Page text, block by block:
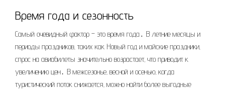
Время года и сезонность
Самый очевидный фактор – это время года․ В летние месяцы и
периоды праздников‚ таких как Новый год и майские праздники‚
спрос на авиабилеты значительно возрастает‚ что приводит к
увеличению цен․ В межсезонье‚ весной и осенью‚ когда
туристический поток снижается‚ можно найти более выгодные